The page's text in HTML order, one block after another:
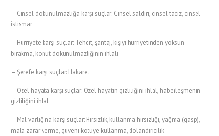
– Cinsel dokunulmazlığa karşı suçlar: Cinsel saldırı, cinsel taciz, cinsel
istismar
– Hürriyete karşı suçlar: Tehdit, şantaj, kişiyi hürriyetinden yoksun
bırakma, konut dokunulmazlığının ihlali
– Şerefe karşı suçlar: Hakaret
– Özel hayata karşı suçlar: Özel hayatın gizliliğini ihlal, haberleşmenin
gizliliğini ihlal
– Mal varlığına karşı suçlar: Hırsızlık, kullanma hırsızlığı, yağma (gasp),
mala zarar verme, güveni kötüye kullanma, dolandırıcılık